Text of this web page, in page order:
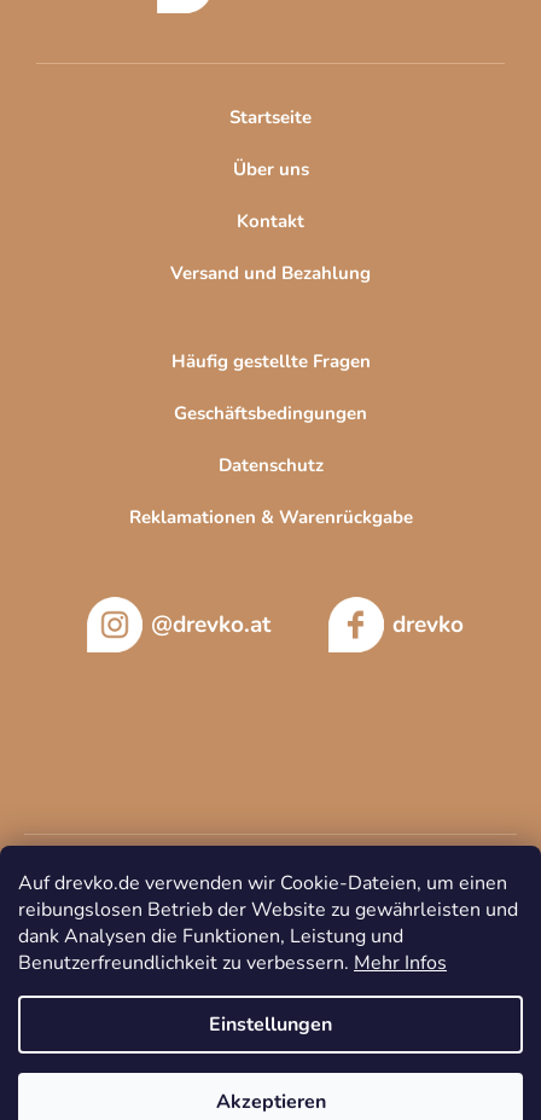
Auf drevko.de verwenden wir Cookie-Dateien, um einen
reibungslosen Betrieb der Website zu gewährleisten und
dank Analysen die Funktionen, Leistung und
Benutzerfreundlichkeit zu verbessern. Mehr Infos
Einstellungen
Akzeptieren
Startseite
Über uns
Kontakt
Versand und Bezahlung
Häufig gestellte Fragen
Geschäftsbedingungen
Datenschutz
Reklamationen & Warenrückgabe
@drevko.at drevko
Copyright 2026DREVKO. Alle Rechte vorbehalten.